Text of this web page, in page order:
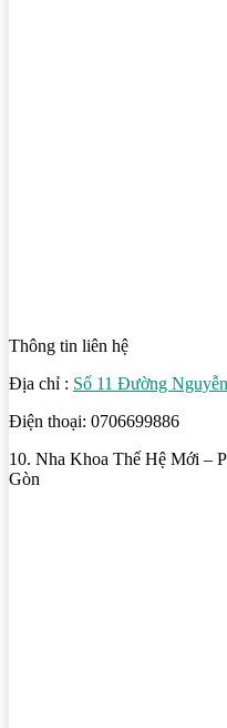
Thông tin liên hệ
Địa chỉ : Số 11 Đường
Điện thoại: 0706699886
10. Nha Khoa Thế Hệ Mới –
Gòn